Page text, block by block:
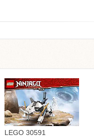
LEGO 30591